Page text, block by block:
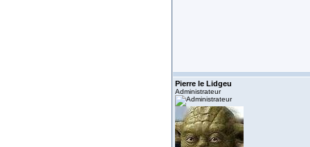
Pierre le Lidgeu
Administrateur